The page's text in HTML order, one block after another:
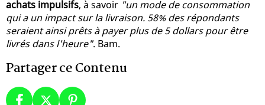
achats impulsifs, à savoir "un mode de consommation
qui a un impact sur la livraison. 58% des répondants
seraient ainsi prêts à payer plus de 5 dollars pour être
livrés dans l'heure". Bam.
Partager ce Contenu